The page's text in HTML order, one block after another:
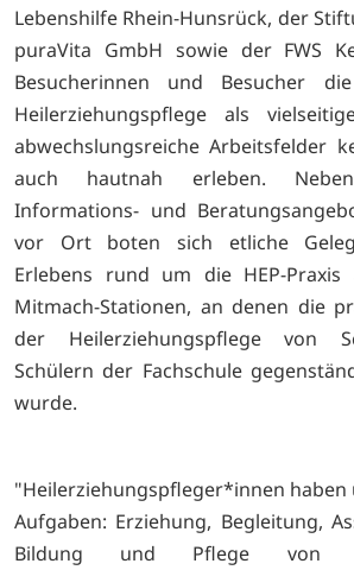
Lebenshilfe Rhein-Hunsrück, der
puraVita GmbH sowie der FWS
Besucherinnen und Besucher
Heilerziehungspflege als
abwechslungsreiche Arbeitsfelder
auch hautnah erleben.
Informations- und
vor Ort boten sich etliche
Erlebens rund um die HEP-Praxis
Mitmach-Stationen, an denen die
der Heilerziehungspflege von
Schülern der Fachschule
wurde.
"Heilerziehungspfleger*innen haben
Aufgaben: Erziehung, Begleitung,
Bildung und Pflege von